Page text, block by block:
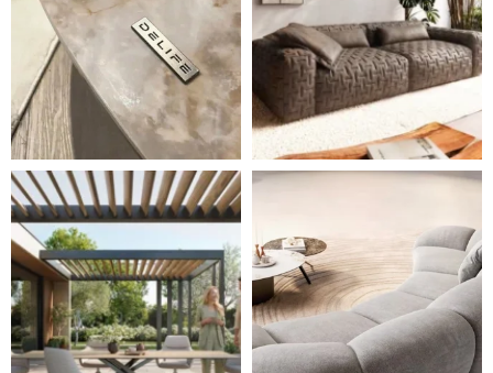
Styl, odolnost a společné chvíle pod širým nebem.
Ne každá pohovka je jen